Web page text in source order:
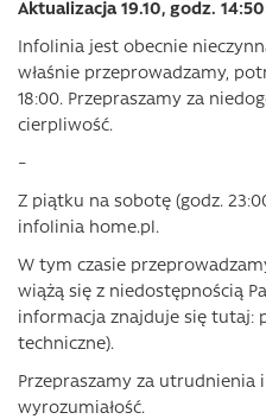
Aktualizacja 19.10, godz.
Infolinia jest obecnie
właśnie przeprowadzamy,
18:00. Przepraszamy za
cierpliwość.
–
Z piątku na sobotę (godz.
infolinia home.pl.
W tym czasie
wiążą się z niedostępnością
informacja znajduje się tutaj:
techniczne).
Przepraszamy za utrudnienia
wyrozumiałość.